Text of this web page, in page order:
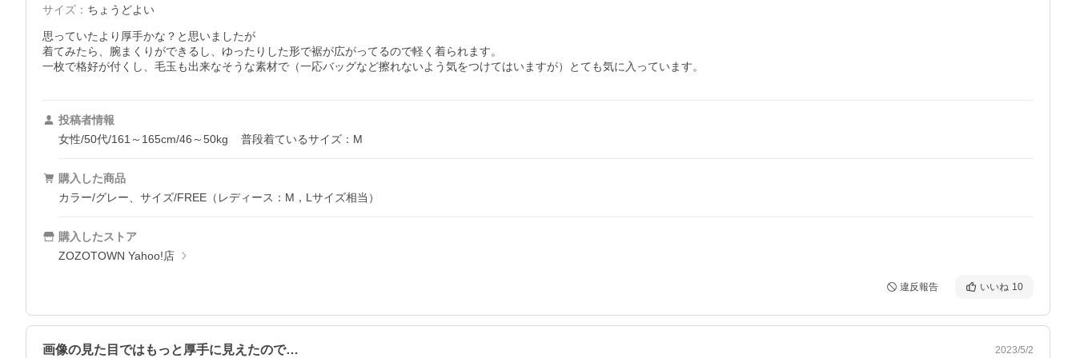
サイズ ： ちょうどよい
思っていたより厚手かな？と思いましたが
着てみたら、腕まくりができるし、ゆったりした形で裾が広がってるので軽く着られます。
一枚で格好が付くし、毛玉も出来なそうな素材で（一応バッグなど擦れないよう気をつけてはいますが）とても気に入っています。
投稿者情報
女性/50代/161～165cm/46～50kg
普段着ているサイズ：M
購入した商品
カラー/グレー、サイズ/FREE（レディース：M，Lサイズ相当）
購入したストア
ZOZOTOWN Yahoo!店
違反報告 いいね 10
画像の見た目ではもっと厚手に見えたので… 2023/5/2